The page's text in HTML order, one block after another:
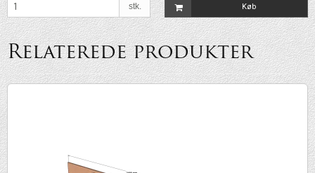
stk. Køb
Relaterede produkter